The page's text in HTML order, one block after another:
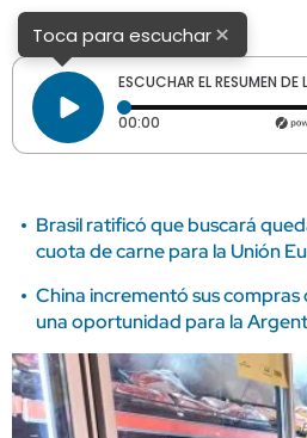
Toca para escuchar×
ESCUCHAR EL RESUMEN DE
00:00 Tiempo
Brasil ratificó que buscará
cuota de carne para la Unión
China incrementó sus
una oportunidad para la